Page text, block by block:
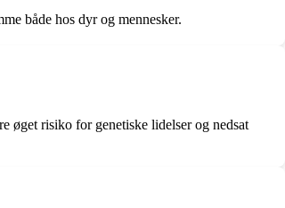
både hos dyr og mennesker.
øget risiko for genetiske lidelser og nedsat